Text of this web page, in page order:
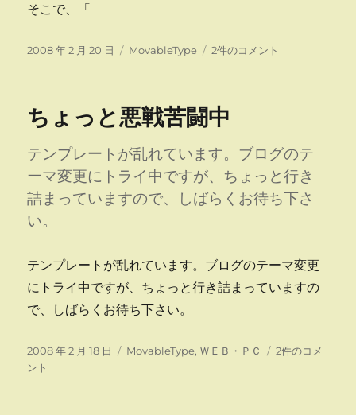
そこで、「
投
2008 年 2 月 20 日
カ
ー
MovableType
な
デ
イ
回
復
思
っ
の
2件のコメント
ちょっと悪戦苦闘中
テンプレートが乱れています。ブログのテ
ーマ変更にトライ中ですが、ちょっと行き
詰まっていますので、しばらくお待ち下さ
い。
テンプレートが乱れています。ブログのテーマ変更
にトライ中ですが、ちょっと行き詰まっていますの
で、しばらくお待ち下さい。
投
稿
2008 年 2 月 18 日
カ
MovableType, ＷＥＢ・ＰＣ
ち
2件のコメ
ント